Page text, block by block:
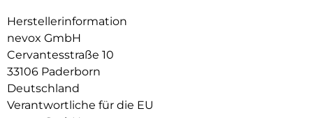
zuverlässig geschützt.
Im Set enthalten ist ein Montagetool, welches das Anbringen
erheblich vereinfacht.
Glasdicke – 0.33mm
Eckenradius – 2.5D
Material Art Crystal Klar
Herstellerinformation
nevox GmbH
Cervantesstraße 10
33106 Paderborn
Deutschland
Verantwortliche für die EU